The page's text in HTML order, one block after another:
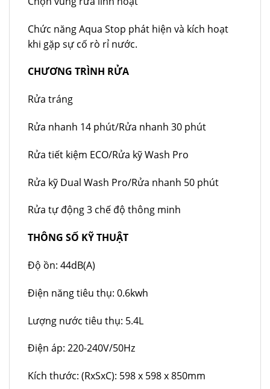
Chức năng Aqua Stop phát hiện và kích hoạt
khi gặp sự cố rò rỉ nước.
CHƯƠNG TRÌNH RỬA
Rửa tráng
Rửa nhanh 14 phút/Rửa nhanh 30 phút
Rửa tiết kiệm ECO/Rửa kỹ Wash Pro
Rửa kỹ Dual Wash Pro/Rửa nhanh 50 phút
Rửa tự động 3 chế độ thông minh
THÔNG SỐ KỸ THUẬT
Độ ồn: 44dB(A)
Điện năng tiêu thụ: 0.6kwh
Lượng nước tiêu thụ: 5.4L
Điện áp: 220-240V/50Hz
Kích thước: (RxSxC): 598 x 598 x 850mm